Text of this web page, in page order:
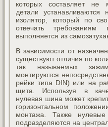
которых составляет не
детали устанавливаются
изолятор, который по
отвечать требованиям
выполняется из
В зависимости от
существуют отличия по
так называемых
монтируются
рейки типа DIN) или на
щита. Используя в
нулевая шина может
горизонтальном
монтажа. Также
подразделяются на